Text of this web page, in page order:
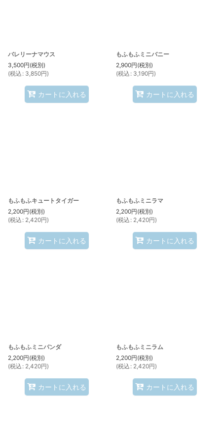
バレリーナマウス
3,500円(税別)
(税込 : 3,850円)
カートに入れる
もふもふミニバニー
2,900円(税別)
(税込 : 3,190円)
カートに入れる
もふもふキュートタイガー
2,200円(税別)
(税込 : 2,420円)
カートに入れる
もふもふミニラマ
2,200円(税別)
(税込 : 2,420円)
カートに入れる
もふもふミニパンダ
2,200円(税別)
(税込 : 2,420円)
カートに入れる
もふもふミニラム
2,200円(税別)
(税込 : 2,420円)
カートに入れる